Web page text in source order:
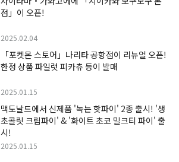
점」이 오픈!
2025.02.04
「포켓몬 스토어」나리타 공항점이 리뉴얼 오픈!
한정 상품 파일럿 피카츄 등이 발매
2025.01.15
맥도날드에서 신제품 '녹는 핫파이' 2종 출시! '생
초콜릿 크림파이' & '화이트 초코 밀크티 파이' 출
시!
2025.01.15